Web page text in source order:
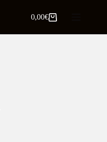
0,00€